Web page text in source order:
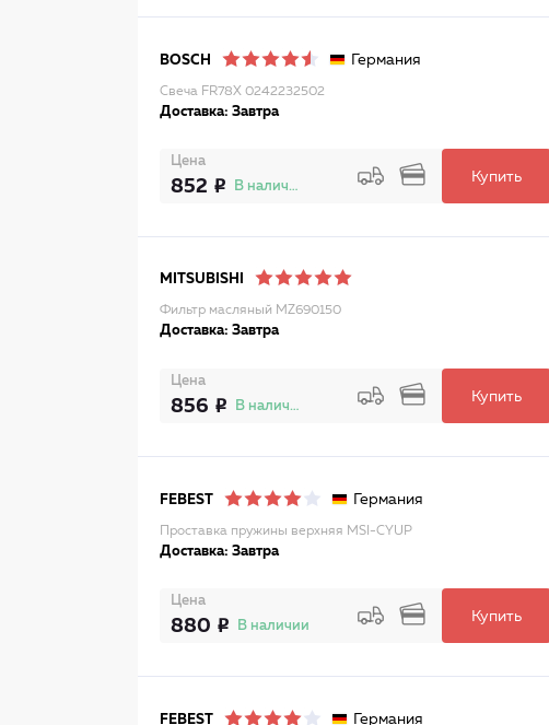
BOSCH Германия
Свеча FR78X 0242232502
Доставка: Завтра
Цена
852 В наличии
Купить
MITSUBISHI
Фильтр масляный MZ690150
Доставка: Завтра
Цена
856 В наличии
Купить
FEBEST Германия
Проставка пружины верхняя MSI-CYUP
Доставка: Завтра
Цена
880 В наличии
Купить
FEBEST Германия